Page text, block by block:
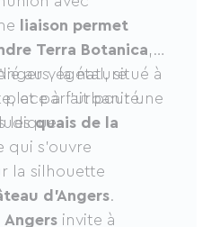
liaison permet
Terra Botanica,
au végétal, situé à
et parfait pour une
la nature
à l’urbanité.
lesquais de la
qui s’ouvre
la silhouette
d’Angers.
Angers invite à